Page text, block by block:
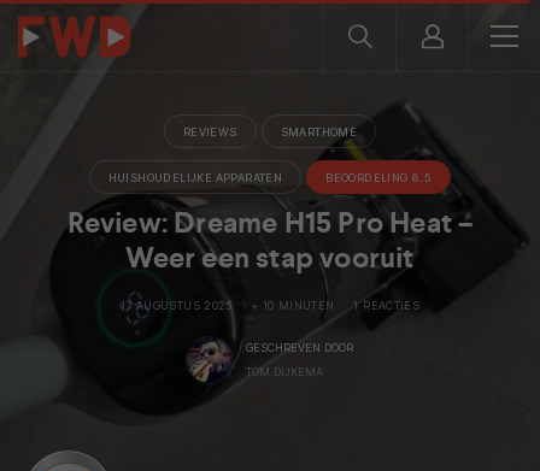
REVIEWS SMARTHOME
HUISHOUDELIJKE APPARATEN BEOORDELING 8.5
Review: Dreame H15 Pro Heat –
Weer een stap vooruit
17 AUGUSTUS 2025 + 10 MINUTEN 1 REACTIES
GESCHREVEN DOOR
TOM DIJKEMA